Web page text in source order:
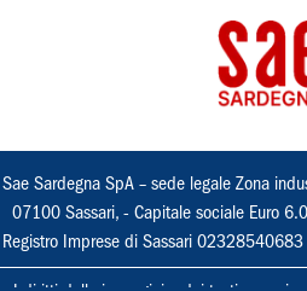
Sae Sardegna SpA – sede legale Zona
07100 Sassari, - Capitale sociale Euro
Registro Imprese di Sassari